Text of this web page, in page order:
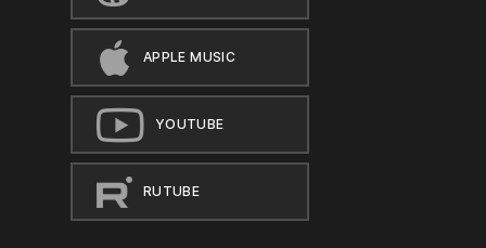
APPLE MUSIC
YOUTUBE
RUTUBE